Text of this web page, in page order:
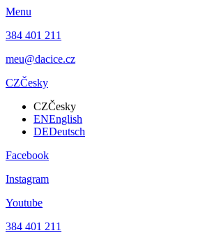
Menu
384 401 211
meu@dacice.cz
CZČesky
CZČesky
ENEnglish
DEDeutsch
Facebook
Instagram
Youtube
384 401 211